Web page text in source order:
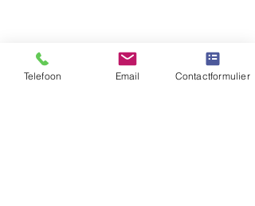
Telefoon Email Contactformulier